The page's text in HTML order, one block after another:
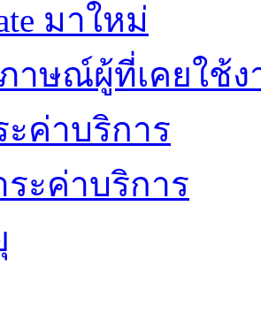
มาใหม่
าษณ์ผู้ที่เคยใช้ง
ค่าบริการ
ระค่าบริการ